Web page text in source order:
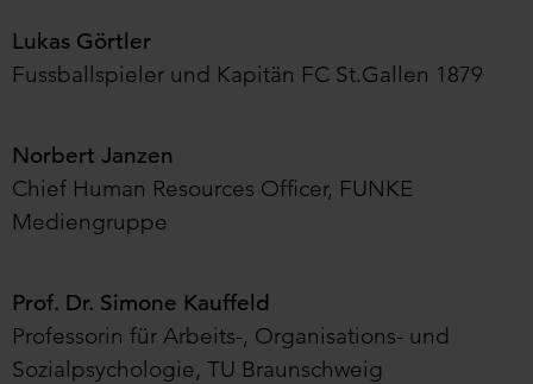
Lukas Görtler
Fussballspieler und Kapitän FC St.Gallen 1879
Norbert Janzen
Chief Human Resources Officer, FUNKE
Mediengruppe
Prof. Dr. Simone Kauffeld
Professorin für Arbeits-, Organisations- und
Sozialpsychologie, TU Braunschweig